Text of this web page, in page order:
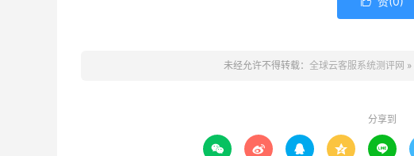
未经允许不得转载： 全球云客服系统测评网 »
分享到
    